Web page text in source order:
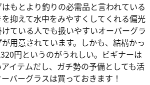
もとより釣りの必需品と言われている
抑えて水中をみやすくしてくれる偏光
ている人でも扱いやすいオーバーグラ
用意されています。しかも、結構かっ
円というのがうれしい。ビギナーは
イテムだし、ガチ勢の予備としても活
バーグラスは買っておきます！